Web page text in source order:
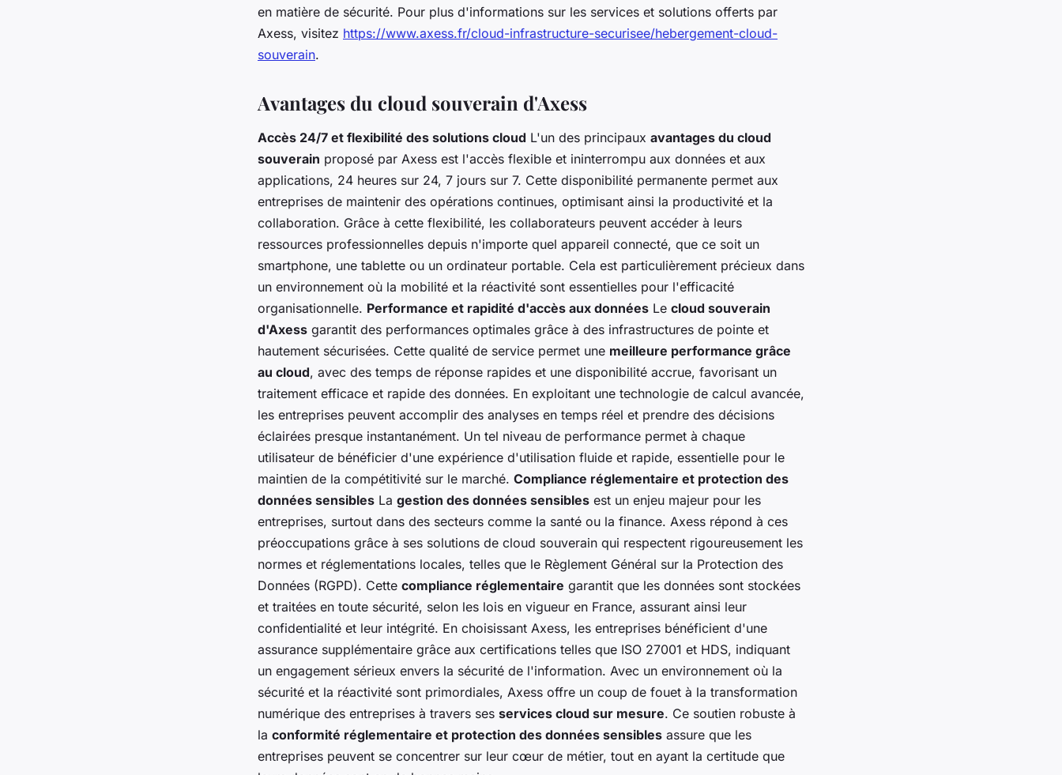
en matière de sécurité. Pour plus d'informations sur les services et solutions offerts par
Axess, visitez https://www.axess.fr/cloud-infrastructure-securisee/hebergement-cloud-
souverain.
Avantages du cloud souverain d'Axess
Accès 24/7 et flexibilité des solutions cloud L'un des principaux avantages du cloud
souverain proposé par Axess est l'accès flexible et ininterrompu aux données et aux
applications, 24 heures sur 24, 7 jours sur 7. Cette disponibilité permanente permet aux
entreprises de maintenir des opérations continues, optimisant ainsi la productivité et la
collaboration. Grâce à cette flexibilité, les collaborateurs peuvent accéder à leurs
ressources professionnelles depuis n'importe quel appareil connecté, que ce soit un
smartphone, une tablette ou un ordinateur portable. Cela est particulièrement précieux dans
un environnement où la mobilité et la réactivité sont essentielles pour l'efficacité
organisationnelle. Performance et rapidité d'accès aux données Le cloud souverain
d'Axess garantit des performances optimales grâce à des infrastructures de pointe et
hautement sécurisées. Cette qualité de service permet une meilleure performance grâce
au cloud, avec des temps de réponse rapides et une disponibilité accrue, favorisant un
traitement efficace et rapide des données. En exploitant une technologie de calcul avancée,
les entreprises peuvent accomplir des analyses en temps réel et prendre des décisions
éclairées presque instantanément. Un tel niveau de performance permet à chaque
utilisateur de bénéficier d'une expérience d'utilisation fluide et rapide, essentielle pour le
maintien de la compétitivité sur le marché. Compliance réglementaire et protection des
données sensibles La gestion des données sensibles est un enjeu majeur pour les
entreprises, surtout dans des secteurs comme la santé ou la finance. Axess répond à ces
préoccupations grâce à ses solutions de cloud souverain qui respectent rigoureusement les
normes et réglementations locales, telles que le Règlement Général sur la Protection des
Données (RGPD). Cette compliance réglementaire garantit que les données sont stockées
et traitées en toute sécurité, selon les lois en vigueur en France, assurant ainsi leur
confidentialité et leur intégrité. En choisissant Axess, les entreprises bénéficient d'une
assurance supplémentaire grâce aux certifications telles que ISO 27001 et HDS, indiquant
un engagement sérieux envers la sécurité de l'information. Avec un environnement où la
sécurité et la réactivité sont primordiales, Axess offre un coup de fouet à la transformation
numérique des entreprises à travers ses services cloud sur mesure. Ce soutien robuste à
la conformité réglementaire et protection des données sensibles assure que les
entreprises peuvent se concentrer sur leur cœur de métier, tout en ayant la certitude que